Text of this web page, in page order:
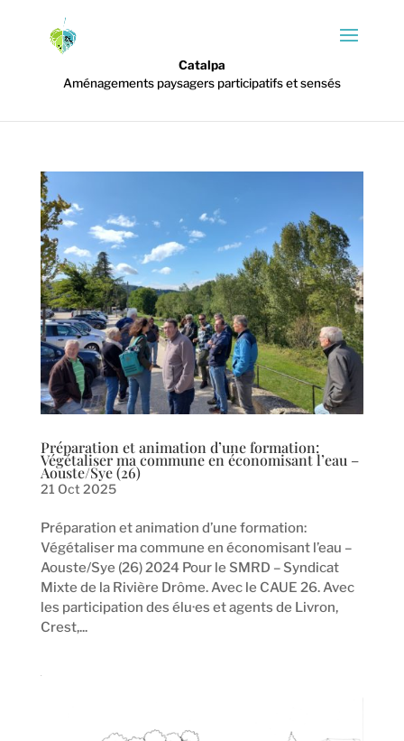
Catalpa
Aménagements paysagers participatifs et sensés
Préparation et animation d’une formation:
Végétaliser ma commune en économisant l’eau –
Aouste/Sye (26)
21 Oct 2025
Préparation et animation d’une formation:
Végétaliser ma commune en économisant l’eau –
Aouste/Sye (26) 2024 Pour le SMRD – Syndicat
Mixte de la Rivière Drôme. Avec le CAUE 26. Avec
les participation des élu·es et agents de Livron,
Crest,...